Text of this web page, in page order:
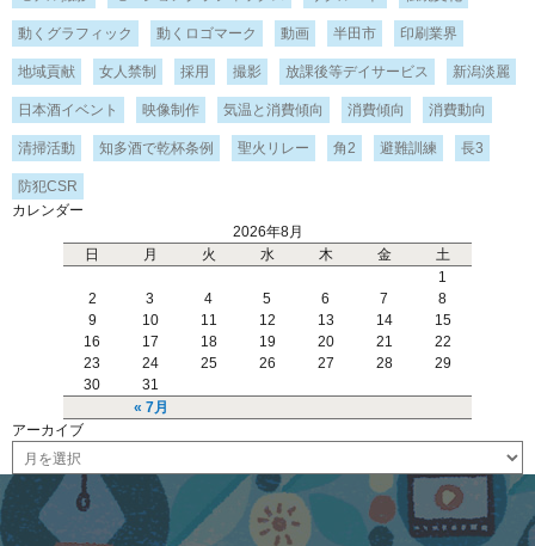
動くグラフィック 動くロゴマーク 動画 半田市 印刷業界
地域貢献 女人禁制 採用 撮影 放課後等デイサービス 新潟淡麗
日本酒イベント 映像制作 気温と消費傾向 消費傾向 消費動向
清掃活動 知多酒で乾杯条例 聖火リレー 角2 避難訓練 長3
防犯CSR
カレンダー
2026年8月
日
月 火 水 木 金 土
« 7月
1
2
3 4 5 6 7
8
9
10 11 12 13 14
15
16
17 18 19 20 21
22
23
24 25 26 27 28
29
30
31
アーカイブ
ー
ブ